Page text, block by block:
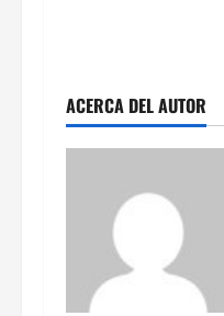
ACERCA DEL AUTOR